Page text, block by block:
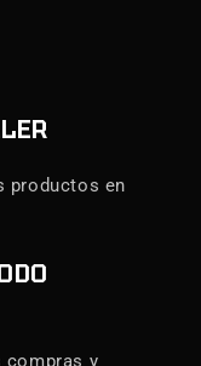
productos en
compras y